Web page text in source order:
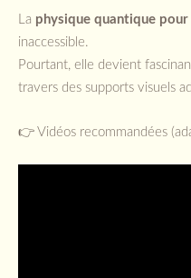
La physique quantique
inaccessible.
Pourtant, elle devient
travers des supports visuels
👉 Vidéos recommandées